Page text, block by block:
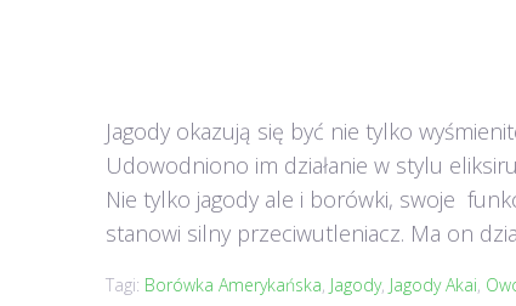
Jagody okazują się być nie tylko
Udowodniono im działanie w stylu
Nie tylko jagody ale i borówki, swoje
stanowi silny przeciwutleniacz. Ma on
Tagi: Borówka Amerykańska, Jagody, Jagody Akai,